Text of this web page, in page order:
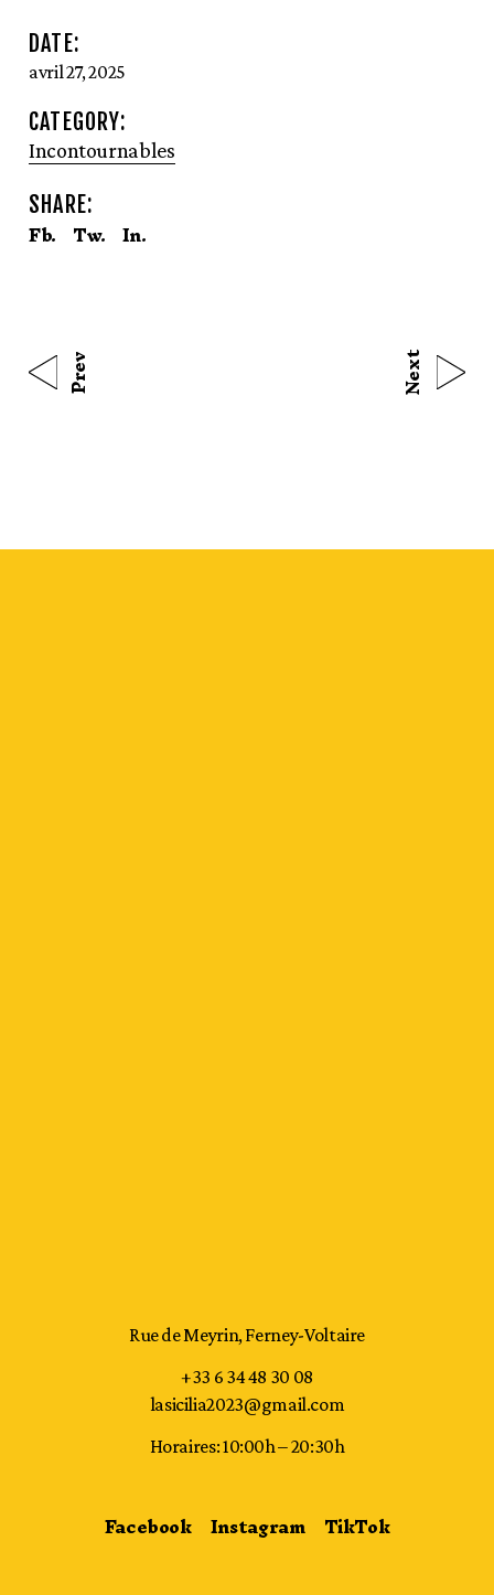
DATE:
avril 27, 2025
CATEGORY:
Incontournables
SHARE:
Fb. Tw. In.
Prev Next
Rue de Meyrin, Ferney-Voltaire
+33 6 34 48 30 08
lasicilia2023@gmail.com
Horaires: 10:00h – 20:30h
Facebook Instagram TikTok